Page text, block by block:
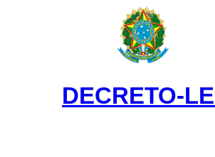
DECRETO-